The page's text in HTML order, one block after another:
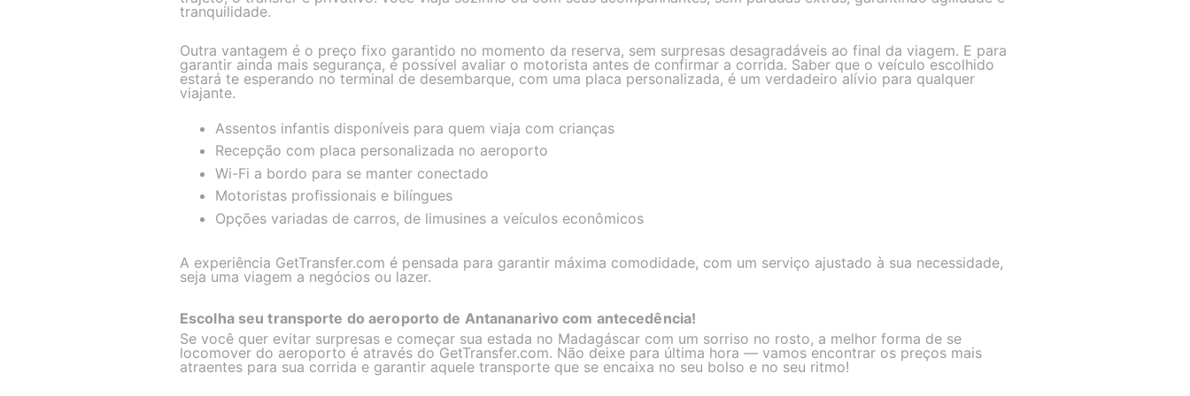
tranquilidade.
Outra vantagem é o preço fixo garantido no momento da reserva, sem surpresas desagradáveis ao final da viagem. E para
garantir ainda mais segurança, é possível avaliar o motorista antes de confirmar a corrida. Saber que o veículo escolhido
estará te esperando no terminal de desembarque, com uma placa personalizada, é um verdadeiro alívio para qualquer
viajante.
Assentos infantis disponíveis para quem viaja com crianças
Recepção com placa personalizada no aeroporto
Wi-Fi a bordo para se manter conectado
Motoristas profissionais e bilíngues
Opções variadas de carros, de limusines a veículos econômicos
A experiência GetTransfer.com é pensada para garantir máxima comodidade, com um serviço ajustado à sua necessidade,
seja uma viagem a negócios ou lazer.
Escolha seu transporte do aeroporto de Antananarivo com antecedência!
Se você quer evitar surpresas e começar sua estada no Madagáscar com um sorriso no rosto, a melhor forma de se
locomover do aeroporto é através do GetTransfer.com. Não deixe para última hora — vamos encontrar os preços mais
atraentes para sua corrida e garantir aquele transporte que se encaixa no seu bolso e no seu ritmo!